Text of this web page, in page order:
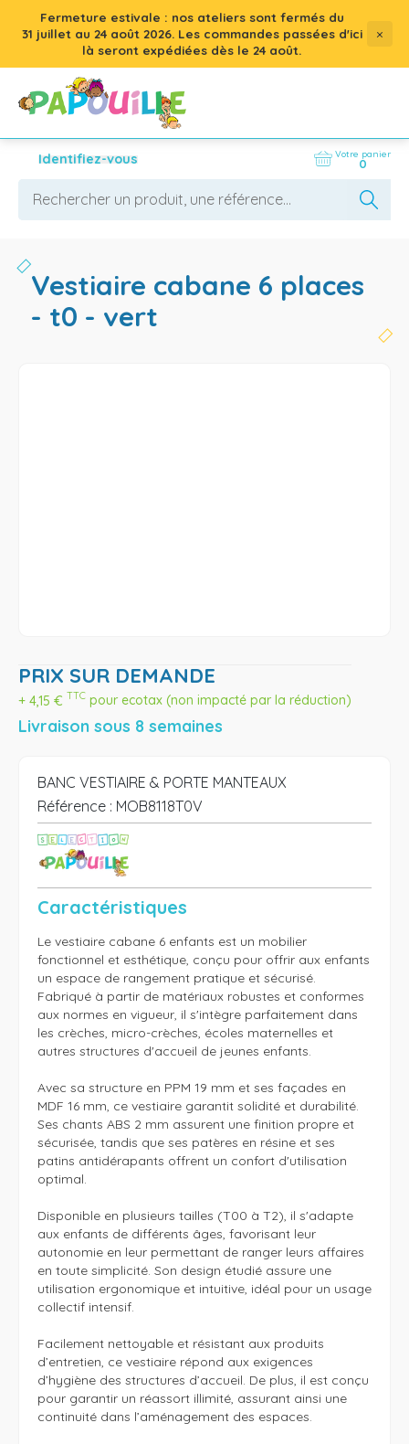
Fermeture estivale : nos ateliers sont fermés du
31 juillet au 24 août 2026. Les commandes passées d'ici
là seront expédiées dès le 24 août.
×
Identifiez-vous Votre panier
0
vestiaire cabane 6 places
- t0 - vert
PRIX SUR DEMANDE
+ 4,15 € TTC pour ecotax (non impacté par la réduction)
Livraison sous 8 semaines
BANC VESTIAIRE & PORTE MANTEAUX
Référence : MOB8118T0V
Caractéristiques
Le vestiaire cabane 6 enfants est un mobilier
fonctionnel et esthétique, conçu pour offrir aux enfants
un espace de rangement pratique et sécurisé.
Fabriqué à partir de matériaux robustes et conformes
aux normes en vigueur, il s'intègre parfaitement dans
les crèches, micro-crèches, écoles maternelles et
autres structures d'accueil de jeunes enfants.
Avec sa structure en PPM 19 mm et ses façades en
MDF 16 mm, ce vestiaire garantit solidité et durabilité.
Ses chants ABS 2 mm assurent une finition propre et
sécurisée, tandis que ses patères en résine et ses
patins antidérapants offrent un confort d'utilisation
optimal.
Disponible en plusieurs tailles (T00 à T2), il s'adapte
aux enfants de différents âges, favorisant leur
autonomie en leur permettant de ranger leurs affaires
en toute simplicité. Son design étudié assure une
utilisation ergonomique et intuitive, idéal pour un usage
collectif intensif.
Facilement nettoyable et résistant aux produits
d’entretien, ce vestiaire répond aux exigences
d’hygiène des structures d’accueil. De plus, il est conçu
pour garantir un réassort illimité, assurant ainsi une
continuité dans l’aménagement des espaces.